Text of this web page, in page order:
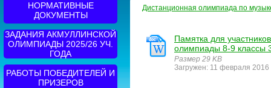
Дистанционная олимпиада по
Памятка для участников
олимпиады 8-9 классы
Размер 29 KB
Загружен: 11 февраля 2016
НОРМАТИВНЫЕ
ДОКУМЕНТЫ
ЗАДАНИЯ АКМУЛЛИНСКОЙ
ОЛИМПИАДЫ 2025/26 УЧ.
ГОДА
РАБОТЫ ПОБЕДИТЕЛЕЙ И
ПРИЗЕРОВ